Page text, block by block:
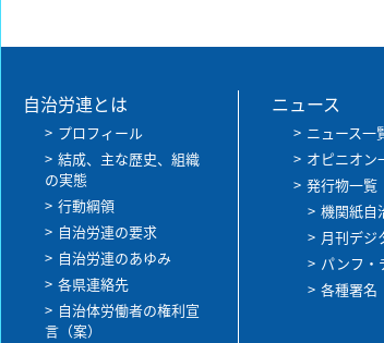
自治労連とは
プロフィール
結成、主な歴史、組織
の実態
行動綱領
自治労連の要求
自治労連のあゆみ
各県連絡先
自治体労働者の権利宣
言（案）
ニュース
ニュース一
オピニオン
発行物一覧
機関紙自
月刊デジ
パンフ・
各種署名